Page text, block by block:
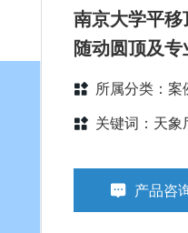
南京大学平
随动圆顶及专
所属分类：案
关键词： 天象
产品咨